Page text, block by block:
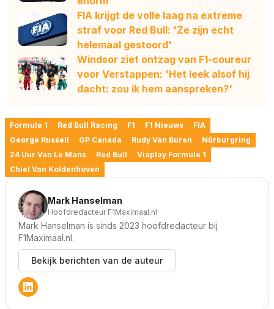
FIA krijgt de volle laag na extreme
straf voor Red Bull: 'Ze zijn echt
helemaal gestoord'
Windsor ziet ontzag van F1-coureur
voor Verstappen: 'Het leek alsof hij
dacht: zou ik hem aanspreken?'
Formule 1 Red Bull Racing F1 F1 Nieuws
FIA
George Russell
GP Canada Rudy Van Buren
Nürburgring
24 Uur Van Le Mans
Red Bull
Viaplay Formule 1
Chiel Van Koldenhoven
Mark Hanselman
Hoofdredacteur F1Maximaal.nl
Mark Hanselman is sinds 2023 hoofdredacteur bij
F1Maximaal.nl.
Bekijk berichten van de auteur